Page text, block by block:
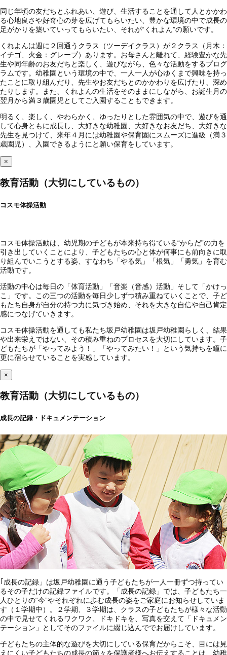
同じ年頃の友だちとふれあい、遊び、生活することを通して人とかかわ
る心地良さや好奇心の芽を広げてもらいたい、豊かな環境の中で成長の
足がかりを築いていってもらいたい、それが“くれよん”の願いです。
くれよんは週に２回通うクラス（ツーデイクラス）が２クラス（月木：
イチゴ、火金：グレープ）あります。お母さんと離れて、経験豊かな先
生や同年齢のお友だちと楽しく、遊びながら、色々な活動をするプログ
ラムです。幼稚園という環境の中で、一人一人が心ゆくまで興味を持っ
たことに取り組んだり、先生やお友だちとのかかわりを広げたり、深め
たりします。また、くれよんの生活をそのままにしながら、お誕生月の
翌月から満３歳園児としてご入園することもできます。
明るく、楽しく、やわらかく、ゆったりとした雰囲気の中で、遊びを通
して心身ともに成長し、大好きな幼稚園、大好きなお友だち、大好きな
先生を見つけて、来年４月には幼稚園や保育園にスムーズに進級（満３
歳園児）、入園できるようにと願い保育をしています。
×
教育活動（大切にしているもの）
コスモ体操活動
コスモ体操活動は、幼児期の子どもが本来持ち得ている“からだ”の力を
引き出していくことにより、子どもたちの心と体が何事にも前向きに取
り組んでいこうとする姿、すなわち「やる気」「根気」「勇気」を育む
活動です。
活動の中心は毎日の「体育活動」「音楽（音感）活動」そして「かけっ
こ」です。この三つの活動を毎日少しずつ積み重ねていくことで、子ど
もたち自身が自分の持つ力に気づき始め、それを大きな自信や自己肯定
感につなげていきます。
コスモ体操活動を通しても私たち坂戸幼稚園は坂戸幼稚園らしく、結果
や出来栄えではない、その積み重ねのプロセスを大切にしています。子
どもたちが「やってみよう！」「やってみたい！」という気持ちを瞳に
更に宿らせていることを実感しています。
×
教育活動（大切にしているもの）
成長の記録・ドキュメンテーション
｢成長の記録」は坂戸幼稚園に通う子どもたちが一人一冊ずつ持ってい
るその子だけの記録ファイルです。「成長の記録」では、子どもたち一
人ひとりの“今”やそれぞれに歩む成長の姿をご家庭にお知らせしていま
す（１学期中）。２学期、３学期は、クラスの子どもたちが様々な活動
の中で見せてくれるワクワク、ドキドキを、写真を交えて「ドキュメン
テーション」としてそのファイルに綴じ込んででお届けしています。
子どもたちの主体的な遊びを大切にしている保育だからこそ、目には見
えにくい子どもたちの成長の節々を保護者様へお伝えすることは、幼稚